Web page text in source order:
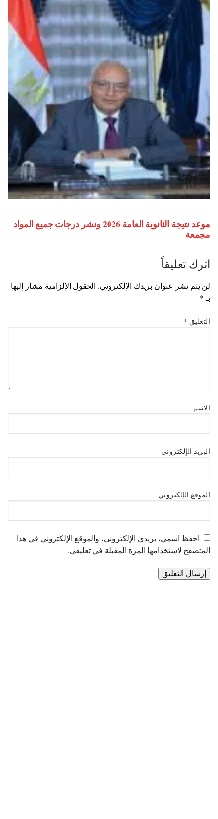
موعد نتيجة الثانوية العامة 2026 ونشر درجات جميع المواد
مجمعة
اترك تعليقاً
لن يتم نشر عنوان بريدك الإلكتروني. الحقول الإلزامية مشار إليها
بـ *
التعليق *
الاسم
البريد الإلكتروني
الموقع الإلكتروني
احفظ اسمي، بريدي الإلكتروني، والموقع الإلكتروني في هذا
المتصفح لاستخدامها المرة المقبلة في تعليقي.